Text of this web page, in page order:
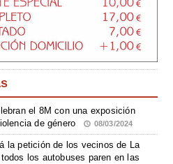
el 8M con una exposición
de género
08/03/2024
la petición de los vecinos de La
los autobuses paren en las